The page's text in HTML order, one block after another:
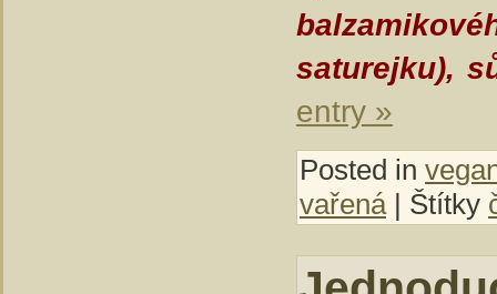
saturejku),
entry »
Posted in
vařená| Štítky